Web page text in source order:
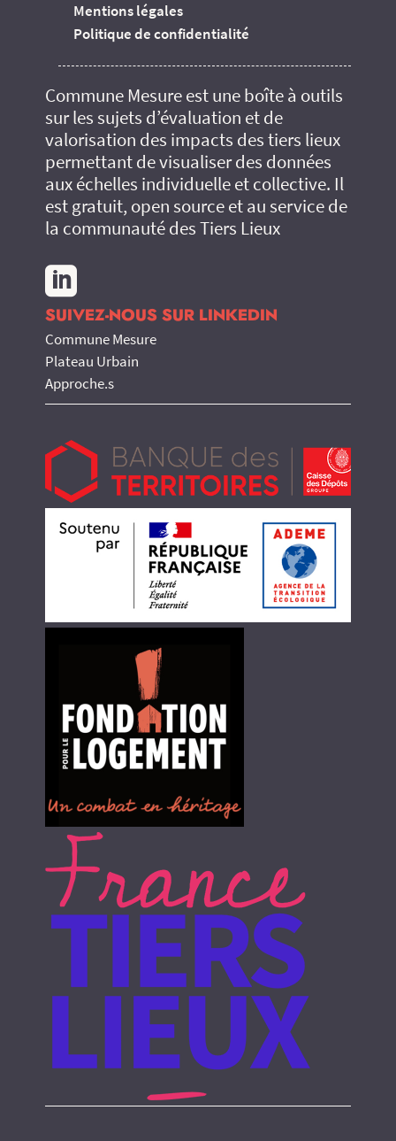
Mentions légales
Politique de confidentialité
Commune Mesure est une boîte à outils
sur les sujets d’évaluation et de
valorisation des impacts des tiers lieux
permettant de visualiser des données
aux échelles individuelle et collective. Il
est gratuit, open source et au service de
la communauté des Tiers Lieux

SUIVEZ-NOUS SUR LINKEDIN
Commune Mesure
Plateau Urbain
Approche.s